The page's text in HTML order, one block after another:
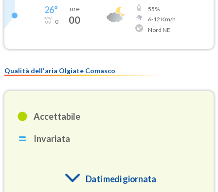
26°
0
ore
00
55%
6-12 Km/h
Nord NE
Qualità dell'aria Olgiate Comasco
Accettabile
Invariata
Dati medi giornata